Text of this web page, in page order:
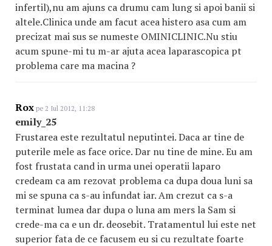
infertil),nu am ajuns ca drumu cam lung si apoi banii si
altele.Clinica unde am facut acea histero asa cum am
precizat mai sus se numeste OMINICLINIC.Nu stiu
acum spune-mi tu m-ar ajuta acea laparascopica pt
problema care ma macina ?
Rox pe 2 Iul 2012, 11:28
emily_25
Frustarea este rezultatul neputintei. Daca ar tine de
puterile mele as face orice. Dar nu tine de mine. Eu am
fost frustata cand in urma unei operatii laparo
credeam ca am rezovat problema ca dupa doua luni sa
mi se spuna ca s-au infundat iar. Am crezut ca s-a
terminat lumea dar dupa o luna am mers la Sam si
crede-ma ca e un dr. deosebit. Tratamentul lui este net
superior fata de ce facusem eu si cu rezultate foarte